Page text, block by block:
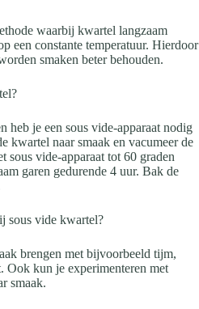
waarbij kwartel langzaam
een constante temperatuur. Hierdoor
smaken beter behouden.
heb je een sous vide-apparaat nodig
kwartel naar smaak en vacumeer de
sous vide-apparaat tot 60 graden
garen gedurende 4 uur. Bak de
sous vide kwartel?
brengen met bijvoorbeeld tijm,
Ook kun je experimenteren met
smaak.